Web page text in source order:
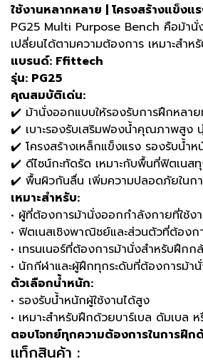
ใช้งานหลากหลาย | โครงสร้างแข็ง
PG25 Multi Purpose Bench คือม้านั่
เปลี่ยนได้ตามความต้องการ เหมาะสำ
แบรนด์: Ffittech
รุ่น: PG25
คุณสมบัติเด่น:
✔️ ม้านั่งออกแบบให้รองรับการฝึกหลา
✔️ เบาะรองรับเสริมฟองน้ำคุณภาพสูง
✔️ โครงสร้างเหล็กแข็งแรง รองรับน้ำห
✔️ ดีไซน์กะทัดรัด เหมาะกับพื้นที่ฟิตเนส
✔️ พื้นผิวกันลื่น เพิ่มความปลอดภัยในก
เหมาะสำหรับ:
• ผู้ที่ต้องการม้านั่งออกกำลังกายที่ใช้ง
• ฟิตเนสเชิงพาณิชย์และส่วนตัวที่ต้อง
• เทรนเนอร์ที่ต้องการม้านั่งสำหรับฝึกก
• นักกีฬาและผู้ฝึกทุกระดับที่ต้องการม้
ตัวเลือกน้ำหนัก:
• รองรับน้ำหนักผู้ใช้งานได้สูง
• เหมาะสำหรับฝึกด้วยบาร์เบล ดัมเบล
ตอบโจทย์ทุกความต้องการในการฝึ
เเท็กสินค้า :